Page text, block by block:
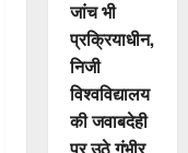
जांच भी
प्रक्रियाधीन,
निजी
विश्वविद्यालय
की जवाबदेही
पर उठे गंभीर